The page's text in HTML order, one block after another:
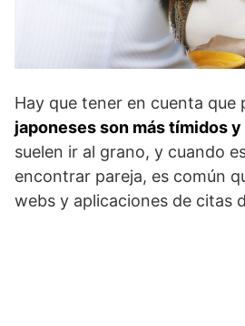
Hay que tener en cuenta que
japoneses son más tímidos
suelen ir al grano, y cuando
encontrar pareja, es común
webs y aplicaciones de citas